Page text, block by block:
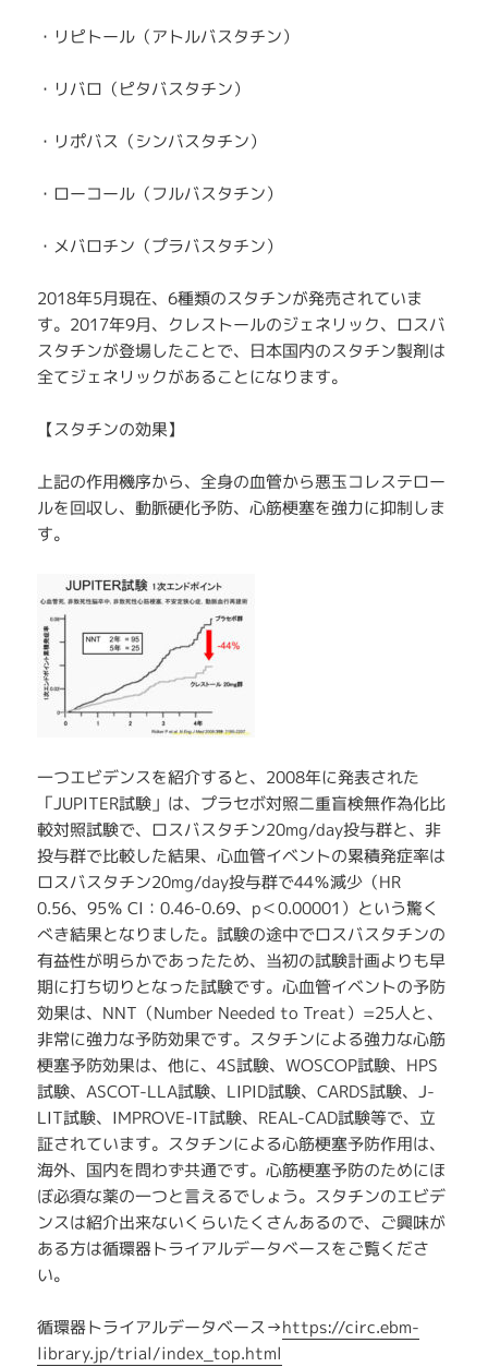
・リピトール（アトルバスタチン）
・リバロ（ピタバスタチン）
・リポバス（シンバスタチン）
・ローコール（フルバスタチン）
・メバロチン（プラバスタチン）
2018年5月現在、6種類のスタチンが発売されていま
す。2017年9月、クレストールのジェネリック、ロスバ
スタチンが登場したことで、日本国内のスタチン製剤は
全てジェネリックがあることになります。
【スタチンの効果】
上記の作用機序から、全身の血管から悪玉コレステロー
ルを回収し、動脈硬化予防、心筋梗塞を強力に抑制しま
す。
一つエビデンスを紹介すると、2008年に発表された
「JUPITER試験」は、プラセボ対照二重盲検無作為化比
較対照試験で、ロスバスタチン20mg/day投与群と、非
投与群で比較した結果、心血管イベントの累積発症率は
ロスバスタチン20mg/day投与群で44％減少（HR
0.56、95％ CI：0.46-0.69、p＜0.00001）という驚く
べき結果となりました。試験の途中でロスバスタチンの
有益性が明らかであったため、当初の試験計画よりも早
期に打ち切りとなった試験です。心血管イベントの予防
効果は、NNT（Number Needed to Treat）=25人と、
非常に強力な予防効果です。スタチンによる強力な心筋
梗塞予防効果は、他に、4S試験、WOSCOP試験、HPS
試験、ASCOT-LLA試験、LIPID試験、CARDS試験、J-
LIT試験、IMPROVE-IT試験、REAL-CAD試験等で、立
証されています。スタチンによる心筋梗塞予防作用は、
海外、国内を問わず共通です。心筋梗塞予防のためにほ
ぼ必須な薬の一つと言えるでしょう。スタチンのエビデ
ンスは紹介出来ないくらいたくさんあるので、ご興味が
ある方は循環器トライアルデータベースをご覧くださ
い。
循環器トライアルデータベース→https://circ.ebm-
library.jp/trial/index_top.html